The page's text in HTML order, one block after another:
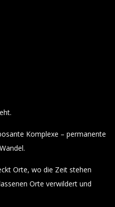
Komplexe – permanente
Orte, wo die Zeit stehen
Orte verwildert und